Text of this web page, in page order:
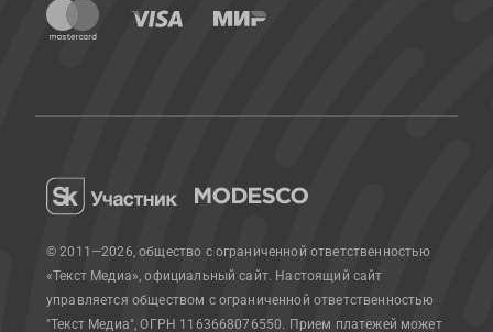
© 2011—2026, общество с ограниченной ответственностью
«Текст Медиа», официальный сайт. Настоящий сайт
управляется обществом с ограниченной ответственностью
"Текст Медиа", ОГРН 1163668076550. Прием платежей может